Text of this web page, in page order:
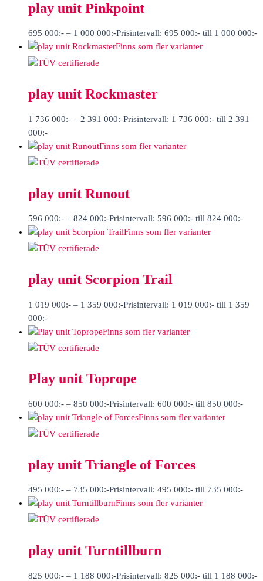
play unit Pinkpoint
695 000:- – 1 000 000:-Prisintervall: 695 000:- till 1 000 000:-
Finns som fler varianter
play unit Rockmaster
1 736 000:- – 2 391 000:-Prisintervall: 1 736 000:- till 2 391
000:-
Finns som fler varianter
play unit Runout
596 000:- – 824 000:-Prisintervall: 596 000:- till 824 000:-
Finns som fler varianter
play unit Scorpion Trail
1 019 000:- – 1 359 000:-Prisintervall: 1 019 000:- till 1 359
000:-
Finns som fler varianter
Play unit Toprope
600 000:- – 850 000:-Prisintervall: 600 000:- till 850 000:-
Finns som fler varianter
play unit Triangle of Forces
495 000:- – 735 000:-Prisintervall: 495 000:- till 735 000:-
Finns som fler varianter
play unit Turntillburn
825 000:- – 1 188 000:-Prisintervall: 825 000:- till 1 188 000:-